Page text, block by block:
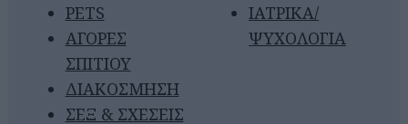
PETS
ΑΓΟΡΕΣ
ΣΠΙΤΙΟΥ
ΔΙΑΚΟΣΜΗΣΗ
ΣΕΞ & ΣΧΕΣΕΙΣ
ΙΑΤΡΙΚΑ/
ΨΥΧΟΛΟΓΙΑ